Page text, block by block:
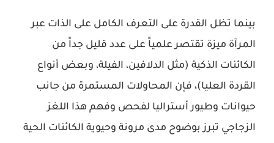
بينما تظل القدرة على التعرف الكامل على الذات عبر
المرآة ميزة تقتصر علمياً على عدد قليل جداً من
الكائنات الذكية (مثل الدلافين، الفيلة، وبعض أنواع
القردة العليا)، فإن المحاولات المستمرة من جانب
حيوانات وطيور أستراليا لفحص وفهم هذا اللغز
الزجاجي تبرز بوضوح مدى مرونة وحيوية الكائنات الحية